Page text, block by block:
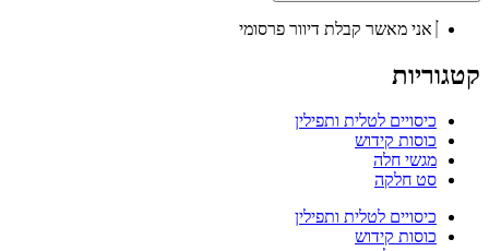
אני מאשר קבלת דיוור פרסומי
קטגוריות
כיסויים לטלית ותפילין
כוסות קידוש
מגשי חלה
סט חלקה
כיסויים לטלית ותפילין
כוסות קידוש